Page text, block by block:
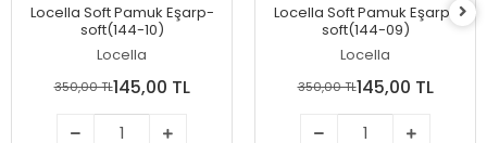
Locella Soft Pamuk Eşarp-
soft(144-10)
Locella
350,00 TL145,00 TL
Locella Soft Pamuk Eşarp-
soft(144-09)
Locella
350,00 TL145,00 TL